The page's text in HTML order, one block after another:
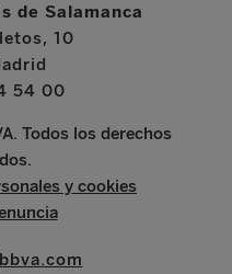
de Salamanca
10
54 00
Todos los derechos
y cookies